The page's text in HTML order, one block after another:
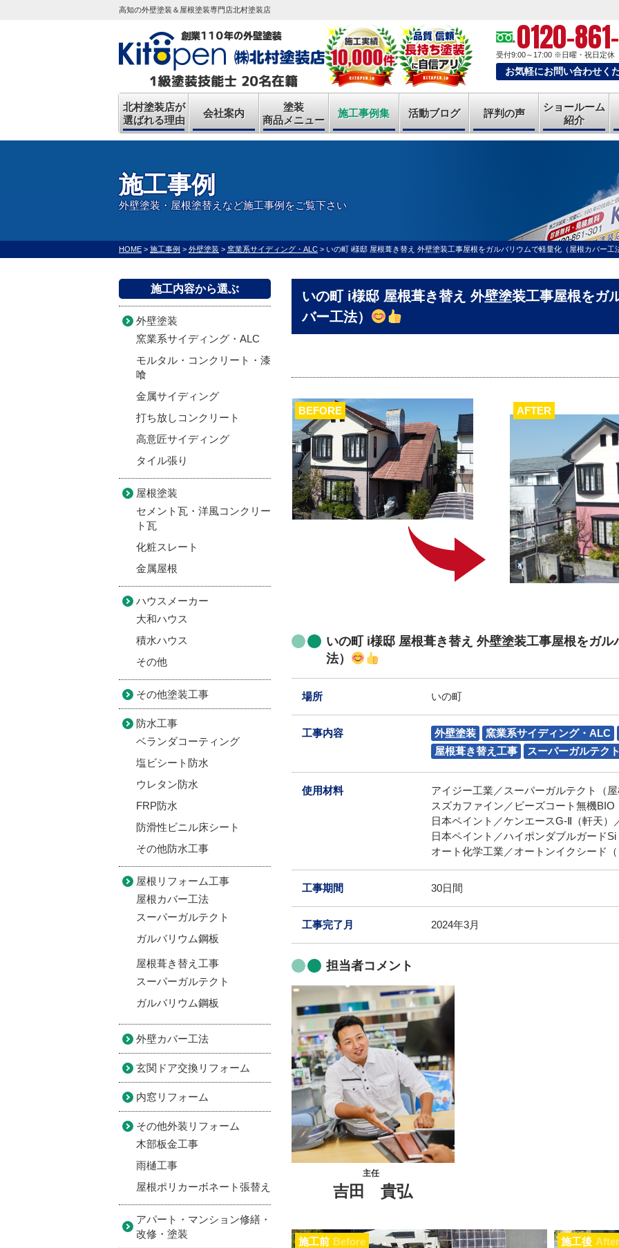
高知の外壁塗装＆屋根塗装専門店北村塗装店
0120-
受付9:00～17:00 ※日曜・祝日定休
お気軽にお問い合わせく
北村塗装店が
選ばれる理由
会社案内
塗装
商品メニュー
施工事例集 活動ブログ 評判の声
ショールーム
紹介
施工事例
外壁塗装・屋根塗替えなど施工事例をご覧下さい
HOME > 施工事例 > 外壁塗装 > 窯業系サイディング・ALC > いの町 i様邸 屋根葺き替え 外壁塗装工事屋根をガルバリウムで軽量化（屋根カバー工
いの町 i様邸 屋根葺き替え 外壁塗装工事屋根をガ
バー工法）
AFTER
BEFORE
いの町 i様邸 屋根葺き替え 外壁塗装工事屋根をガ
法）
場所 いの町
工事内容 外壁塗装
窯業系サイディング・ALC
屋根葺き替え工事
スーパーガルテク
使用材料
アイジー工業／スーパーガルテクト（
スズカファイン／ビーズコート無機
日本ペイント／ケンエースG-Ⅱ（軒天）
日本ペイント／ハイポンダブルガード
オート化学工業／オートンイクシード
工事期間 30日間
工事完了月 2024年3月
担当者コメント
主任
吉田 貴弘
施工前 Before 施工後 After
施工内容から選ぶ
外壁塗装
窯業系サイディング・ALC
モルタル・コンクリート・漆
喰
金属サイディング
打ち放しコンクリート
高意匠サイディング
タイル張り
屋根塗装
セメント瓦・洋風コンクリー
ト瓦
化粧スレート
金属屋根
ハウスメーカー
大和ハウス
積水ハウス
その他
その他塗装工事
防水工事
ベランダコーティング
塩ビシート防水
ウレタン防水
FRP防水
防滑性ビニル床シート
その他防水工事
屋根リフォーム工事
屋根カバー工法
スーパーガルテクト
ガルバリウム鋼板
屋根葺き替え工事
スーパーガルテクト
ガルバリウム鋼板
外壁カバー工法
玄関ドア交換リフォーム
内窓リフォーム
その他外装リフォーム
木部板金工事
雨樋工事
屋根ポリカーボネート張替え
アパート・マンション修繕・
改修・塗装